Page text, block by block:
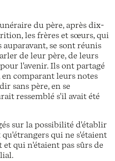
du père, après dix-
les frères et sœurs, qui
se sont réunis
de leur père, de leurs
l'avenir. Ils ont partagé
comparant leurs notes
sans père, en se
ressemblé s'il avait été
sur la possibilité d'établir
qui ne s'étaient
qui n'étaient pas sûrs de